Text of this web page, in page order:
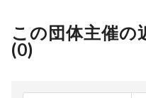
この団体主催の
(0)